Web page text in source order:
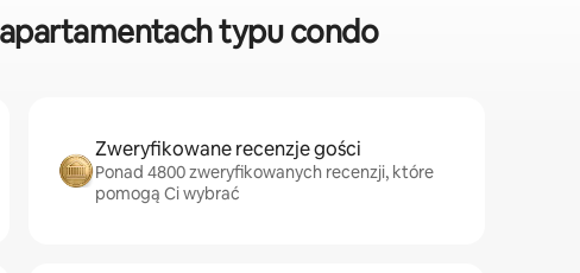
typu condo
Zweryfikowane recenzje gości
Ponad 4800 zweryfikowanych recenzji, które
pomogą Ci wybrać